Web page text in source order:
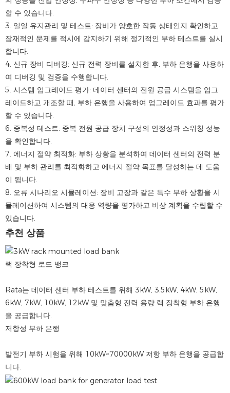
할 수 있습니다.
3. 일일 유지관리 및 테스트: 장비가 양호한 작동 상태인지 확인하고
잠재적인 문제를 적시에 감지하기 위해 정기적인 부하 테스트를 실시
합니다.
4. 신규 장비 디버깅: 신규 전력 장비를 설치한 후, 부하 은행을 사용하
여 디버깅 및 검증을 수행합니다.
5. 시스템 업그레이드 평가: 데이터 센터의 전원 공급 시스템을 업그
레이드하고 개조할 때, 부하 은행을 사용하여 업그레이드 효과를 평가
할 수 있습니다.
6. 중복성 테스트: 중복 전원 공급 장치 구성의 안정성과 스위칭 성능
을 확인합니다.
7. 에너지 절약 최적화: 부하 상황을 분석하여 데이터 센터의 전력 분
배 및 부하 관리를 최적화하고 에너지 절약 목표를 달성하는 데 도움
이 됩니다.
8. 오류 시나리오 시뮬레이션: 장비 고장과 같은 특수 부하 상황을 시
뮬레이션하여 시스템의 대응 역량을 평가하고 비상 계획을 수립할 수
있습니다.
추천 상품
랙 장착형 로드 뱅크
Rata는 데이터 센터 부하 테스트를 위해 3kW, 3.5kW, 4kW, 5kW,
6kW, 7kW, 10kW, 12kW 및 맞춤형 전력 용량 랙 장착형 부하 은행
을 공급합니다.
저항성 부하 은행
발전기 부하 시험을 위해 10kW~70000kW 저항 부하 은행을 공급합
니다.